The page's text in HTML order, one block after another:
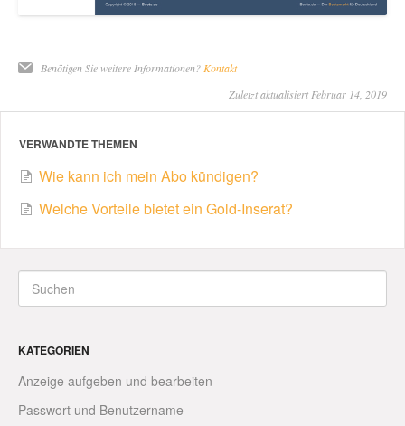
Benötigen Sie weitere Informationen? Kontakt
Zuletzt aktualisiert Februar 14, 2019
VERWANDTE THEMEN
Wie kann ich mein Abo kündigen?
Welche Vorteile bietet ein Gold-Inserat?
KATEGORIEN
Anzeige aufgeben und bearbeiten
Passwort und Benutzername